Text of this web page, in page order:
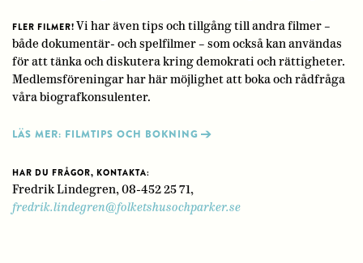
FLER FILMER! Vi har även tips och tillgång till andra filmer –
både dokumentär- och spelfilmer – som också kan användas
för att tänka och diskutera kring demokrati och rättigheter.
Medlemsföreningar har här möjlighet att boka och rådfråga
våra biografkonsulenter.
LÄS MER: FILMTIPS OCH BOKNING
HAR DU FRÅGOR, KONTAKTA:
Fredrik Lindegren, 08-452 25 71,
fredrik.lindegren@folketshusochparker.se